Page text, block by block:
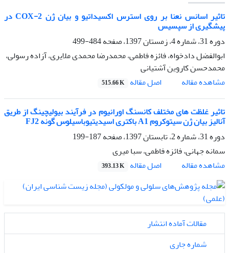
تاثیر اسانس نعنا بر روی استرس اکسیداتیو و بیان ژن COX-2 در
پیشگیری از سپسیس
دوره 31، شماره 4، زمستان 1397، صفحه
484-499
ابوالفضل دادخواه، فائزه فاطمی، محمدرضا محمدی ملایری، آزاده رسولی،
محمدحسن کاروین آشتیانی
مشاهده مقاله
اصل مقاله 515.66 K
تاثیر غلظت های مختلف کانسنگ اورانیوم در فرآیند بیولیچینگ از طریق
آنالیز بیان ژن سیتوکروم A1 باکتری اسیدیتیوباسیلوس گونه FJ2
دوره 31، شماره 2، تابستان 1397، صفحه
187-199
سمانه جهانی، فائزه فاطمی، سبا میری
مشاهده مقاله
اصل مقاله 393.13 K
مقالات آماده انتشار
شماره جاری